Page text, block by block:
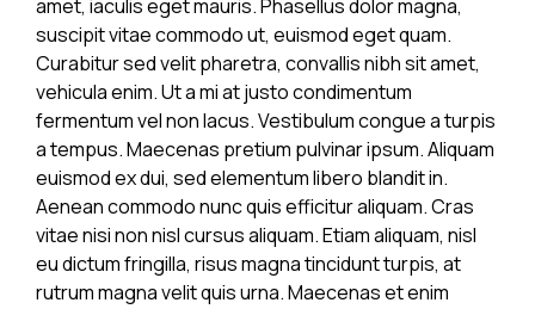
amet, iaculis eget mauris. Phasellus dolor magna,
suscipit vitae commodo ut, euismod eget quam.
Curabitur sed velit pharetra, convallis nibh sit amet,
vehicula enim. Ut a mi at justo condimentum
fermentum vel non lacus. Vestibulum congue a turpis
a tempus. Maecenas pretium pulvinar ipsum. Aliquam
euismod ex dui, sed elementum libero blandit in.
Aenean commodo nunc quis efficitur aliquam. Cras
vitae nisi non nisl cursus aliquam. Etiam aliquam, nisl
eu dictum fringilla, risus magna tincidunt turpis, at
rutrum magna velit quis urna. Maecenas et enim